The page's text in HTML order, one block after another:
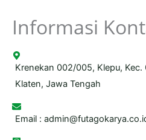
Informasi
Krenekan 002/005, Klepu, Kec.
Klaten, Jawa Tengah
Email :